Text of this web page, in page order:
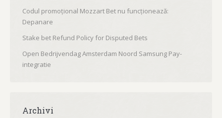
Codul promoțional Mozzart Bet nu funcționează:
Depanare
Stake bet Refund Policy for Disputed Bets
Open Bedrijvendag Amsterdam Noord Samsung Pay-
integratie
Archivi